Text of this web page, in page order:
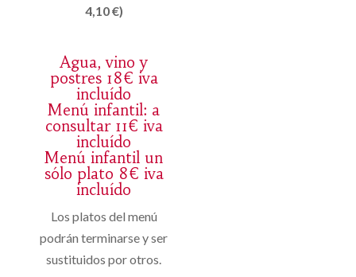
4,10 €)
Agua, vino y
postres 18€ iva
incluído
Menú infantil: a
consultar 11€ iva
incluído
Menú infantil un
sólo plato 8€ iva
incluído
Los platos del menú
podrán terminarse y ser
sustituidos por otros.